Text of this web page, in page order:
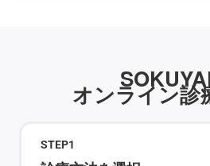
オンライン診
STEP1